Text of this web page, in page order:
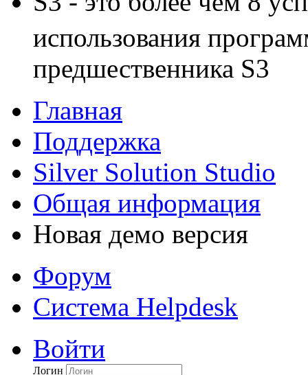
использования
предшественника S3
Главная
Поддержка
Silver Solution Studio
Общая информация
Новая демо версия
Форум
Система Helpdesk
Войти
Логин